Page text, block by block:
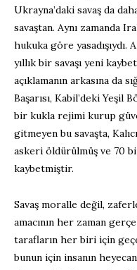
Ukrayna’daki savaş da
savaştan. Aynı zamanda
hukuka göre yasadışıydı.
yıllık bir savaşı yeni
açıklamanın arkasına da
Başarısı, Kabil’deki Yeşil
bir kukla rejimi kurup
gitmeyen bu savaşta,
askeri öldürülmüş ve 70
kaybetmiştir.
Savaş moralle değil,
amacının her zaman
tarafların her biri için
bunun için insanın